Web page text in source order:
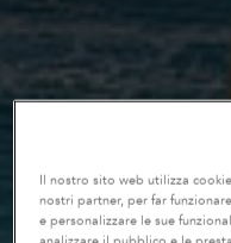
Il nostro sito web utilizza
nostri partner, per far
e personalizzare le sue